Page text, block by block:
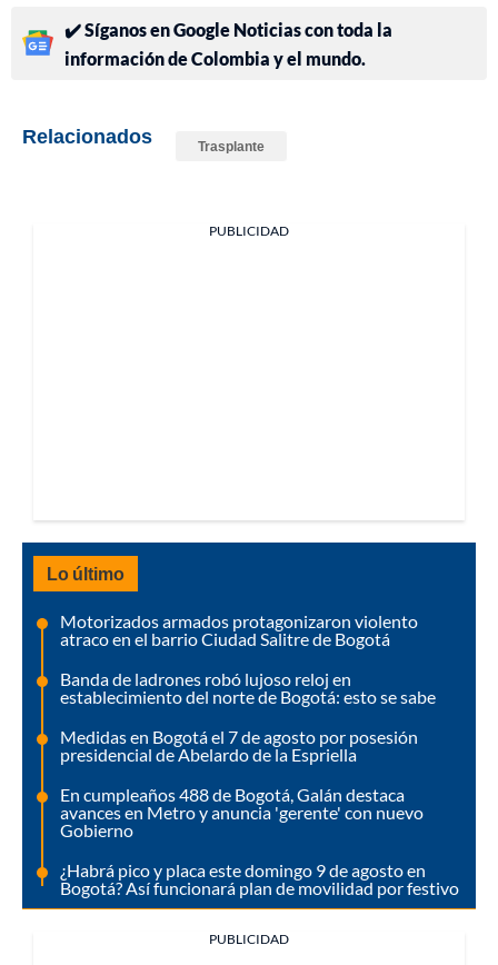
✔️ Síganos en Google Noticias con toda la
información de Colombia y el mundo.
Relacionados Trasplante
PUBLICIDAD
Lo último
Motorizados armados protagonizaron violento
atraco en el barrio Ciudad Salitre de Bogotá
Banda de ladrones robó lujoso reloj en
establecimiento del norte de Bogotá: esto se sabe
Medidas en Bogotá el 7 de agosto por posesión
presidencial de Abelardo de la Espriella
En cumpleaños 488 de Bogotá, Galán destaca
avances en Metro y anuncia 'gerente' con nuevo
Gobierno
¿Habrá pico y placa este domingo 9 de agosto en
Bogotá? Así funcionará plan de movilidad por festivo
PUBLICIDAD